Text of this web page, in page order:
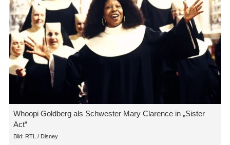
Whoopi Goldberg als Schwester Mary Clarence in „Sister
Act“
RTL /​ Disney